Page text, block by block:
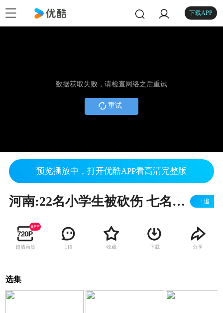
下载APP
数据获取失败，请检查网络之后重试
重试
预览播放中，打开优酷APP看高清完整版
河南:22名小学生被砍伤 七名儿童转院治疗 +追
超清画质 110 收藏 下载 分享
选集